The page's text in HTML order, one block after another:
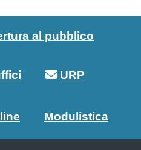
al pubblico
URP
Modulistica